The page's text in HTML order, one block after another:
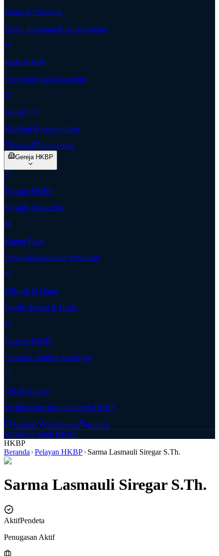
Berita & Publikasi
Warta, renungan & pengumuman
Radio HKBP
Streaming siaran langsung
HKBP TV
Khotbah & video rohani
Donasi Kolportase
Gereja HKBP
Tentang HKBP
Sejarah, visi & misi
Kantor Pusat
Pimpinan & struktur organisasi
Wilayah & Huria
Distrik, Resort & Huria
Pelayan HKBP
Direktori pendeta & pelayan
Cek Dokumen
Verifikasi keaslian dokumen HKBP
Aspirasi Cari Gereja
Kontak
Masuk ke Akun HKBP
HKBP
Beranda
Pelayan HKBP Sarma Lasmauli Siregar S.Th.
Sarma Lasmauli Siregar S.Th.
AktifPendeta
Penugasan Aktif